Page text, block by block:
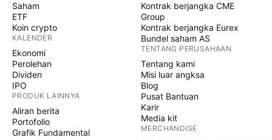
Saham
ETF
Koin crypto
KALENDER
Ekonomi
Perolehan
Dividen
IPO
PRODUK LAINNYA
Aliran berita
Portofolio
Grafik Fundamental
Kontrak berjangka CME
Group
Kontrak berjangka Eurex
Bundel saham AS
TENTANG PERUSAHAAN
Tentang kami
Misi luar angksa
Blog
Pusat Bantuan
Karir
Media kit
MERCHANDISE